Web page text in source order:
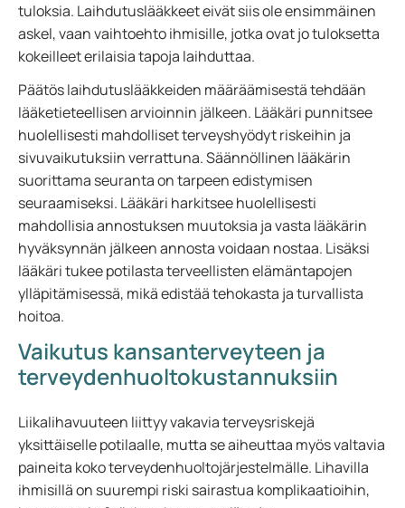
tuloksia. Laihdutuslääkkeet eivät siis ole ensimmäinen
askel, vaan vaihtoehto ihmisille, jotka ovat jo tuloksetta
kokeilleet erilaisia tapoja laihduttaa.
Päätös laihdutuslääkkeiden määräämisestä tehdään
lääketieteellisen arvioinnin jälkeen. Lääkäri punnitsee
huolellisesti mahdolliset terveyshyödyt riskeihin ja
sivuvaikutuksiin verrattuna. Säännöllinen lääkärin
suorittama seuranta on tarpeen edistymisen
seuraamiseksi. Lääkäri harkitsee huolellisesti
mahdollisia annostuksen muutoksia ja vasta lääkärin
hyväksynnän jälkeen annosta voidaan nostaa. Lisäksi
lääkäri tukee potilasta terveellisten elämäntapojen
ylläpitämisessä, mikä edistää tehokasta ja turvallista
hoitoa.
Vaikutus kansanterveyteen ja
terveydenhuoltokustannuksiin
Liikalihavuuteen liittyy vakavia terveysriskejä
yksittäiselle potilaalle, mutta se aiheuttaa myös valtavia
paineita koko terveydenhuoltojärjestelmälle. Lihavilla
ihmisillä on suurempi riski sairastua komplikaatioihin,